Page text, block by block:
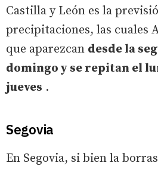
Castilla y León es la
precipitaciones, las cuales
que aparezcan desde la
domingo y se repitan el
jueves .
Segovia
En Segovia, si bien la